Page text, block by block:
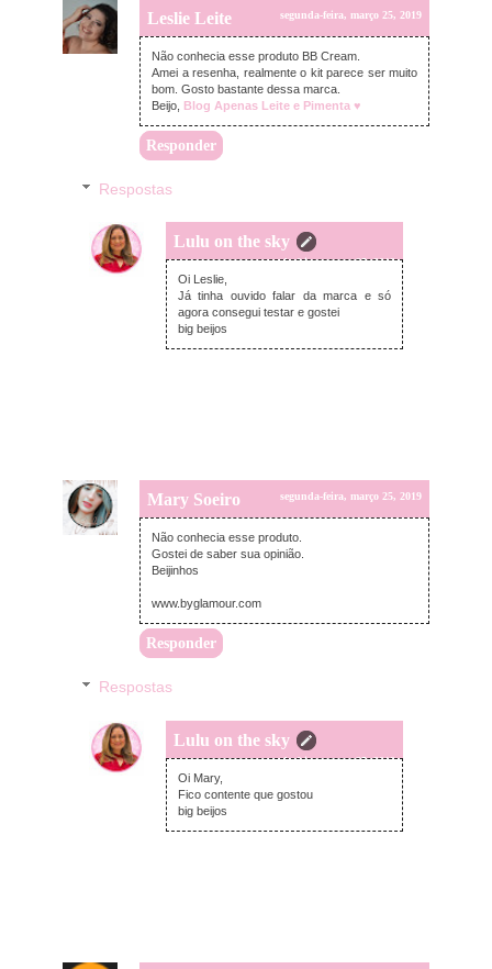
Leslie Leite segunda-feira, março 25, 2019
Não conhecia esse produto BB Cream.
Amei a resenha, realmente o kit parece ser muito
bom. Gosto bastante dessa marca.
Beijo, Blog Apenas Leite e Pimenta ♥
Responder
Respostas
Lulu on the sky
segunda-feira, março 25, 2019
Oi Leslie,
Já tinha ouvido falar da marca e só
agora consegui testar e gostei
big beijos
Mary Soeiro segunda-feira, março 25, 2019
Não conhecia esse produto.
Gostei de saber sua opinião.
Beijinhos
www.byglamour.com
Responder
Respostas
Lulu on the sky
segunda-feira, março 25, 2019
Oi Mary,
Fico contente que gostou
big beijos